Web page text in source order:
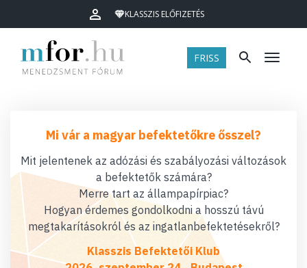
KLASSZIS ELŐFIZETÉS
FRISS Menü
Mi vár a magyar befektetőkre ősszel?
Mit jelentenek az adózási és szabályozási változások
a befektetők számára?
Merre tart az állampapírpiac?
Hogyan érdemes gondolkodni a hosszú távú
megtakarításokról és az ingatlanbefektetésekről?
Klasszis Befektetői Klub